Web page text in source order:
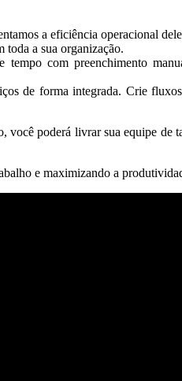
a eficiência operacional
toda a sua organização.
com preenchimento
de forma integrada. Crie
poderá livrar sua equipe de
e maximizando a